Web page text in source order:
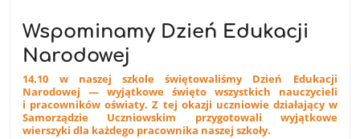
Wspominamy Dzień Edukacji
Narodowej
14.10 w naszej szkole świętowaliśmy Dzień Edukacji
Narodowej — wyjątkowe święto wszystkich nauczycieli
i pracowników oświaty. Z tej okazji uczniowie działający w
Samorządzie Uczniowskim przygotowali wyjątkowe
wierszyki dla każdego pracownika naszej szkoły.